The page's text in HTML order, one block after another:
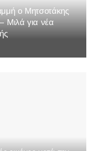
ο Μητσοτάκης
Μιλά για νέα